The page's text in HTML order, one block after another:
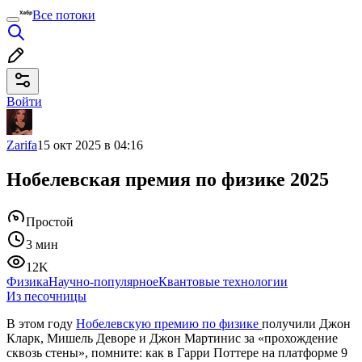
Все потоки
Войти
Zarifa15 окт 2025 в 04:16
Нобелевская премия по физике 2025
Простой
3 мин
12K
ФизикаНаучно-популярноеКвантовые технологии
Из песочницы
В этом году Нобелевскую премию по физике получили Джон
Кларк, Мишель Деворе и Джон Мартинис за «прохождение
сквозь стены», помните: как в Гарри Поттере на платформе 9